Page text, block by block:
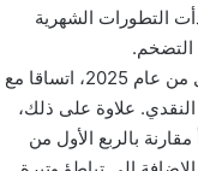
التطورات الشهرية
التضخم.
وأدى الانخفاض الحاد في المعدل السنوي للتضخم العام بنحو 9.0 نقطة مئوية في الربع الأول من عام 2025، اتساقا مع
النقدي. علاوة على ذلك،
و2026، وإن كان بوتيرة أبطأ مقارنة بالربع الأول من